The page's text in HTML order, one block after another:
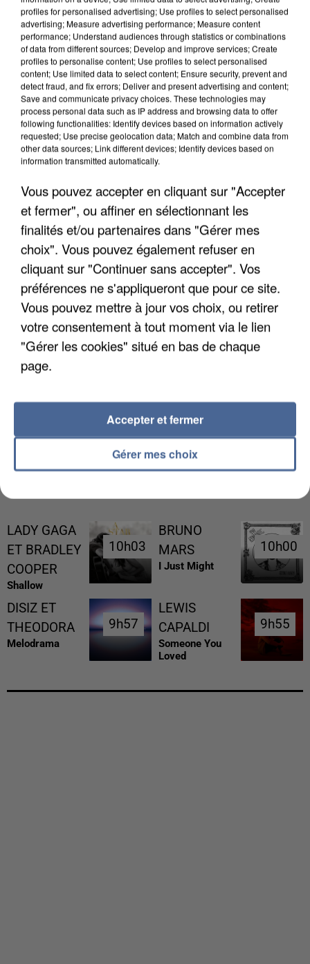
APRÈS TOUTES CES CANICULES, LES REFUGES
DE FAUNE SAUVAGE SONT...
L’UN DES FONDATEURS SUPPOSÉS DE LA DZ
MAFIA INTERPELLÉ EN ALGÉRIE
LADY GAGA
ET BRADLEY
COOPER
Shallow
10h03
10h03
BRUNO
MARS
I Just Might
10h00
10h00
DISIZ ET
THEODORA
Melodrama
9h57
9h57
LEWIS
CAPALDI
Someone You
Loved
9h55
9h55
profiles for personalised advertising; Use profiles to select personalised
advertising; Measure advertising performance; Measure content
performance; Understand audiences through statistics or combinations
of data from different sources; Develop and improve services; Create
profiles to personalise content; Use profiles to select personalised
content; Use limited data to select content; Ensure security, prevent and
detect fraud, and fix errors; Deliver and present advertising and content;
Save and communicate privacy choices. These technologies may
process personal data such as IP address and browsing data to offer
following functionalities: Identify devices based on information actively
requested; Use precise geolocation data; Match and combine data from
other data sources; Link different devices; Identify devices based on
information transmitted automatically.
Vous pouvez accepter en cliquant sur "Accepter
et fermer", ou affiner en sélectionnant les
finalités et/ou partenaires dans "Gérer mes
choix". Vous pouvez également refuser en
cliquant sur "Continuer sans accepter". Vos
préférences ne s'appliqueront que pour ce site.
Vous pouvez mettre à jour vos choix, ou retirer
votre consentement à tout moment via le lien
"Gérer les cookies" situé en bas de chaque
page.
Gérer mes choix
Accepter et fermer